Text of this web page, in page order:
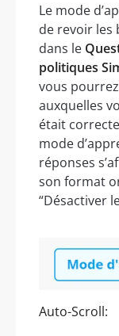
Le mode
de revoir les
dans le
politiques
vous
auxquelles
était
mode
réponses
son format
“Désactiver
Auto-Scroll: